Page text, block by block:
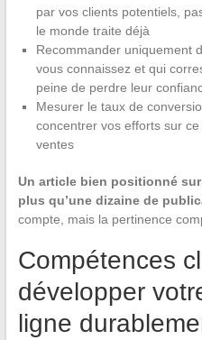
par vos clients potentiels,
le monde traite déjà
Recommander uniquement
vous connaissez et qui
peine de perdre leur
Mesurer le taux de
concentrer vos efforts sur
ventes
Un article bien positionné
plus qu’une dizaine de
compte, mais la pertinence
Compétences
développer
ligne